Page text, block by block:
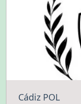
Cádiz POL